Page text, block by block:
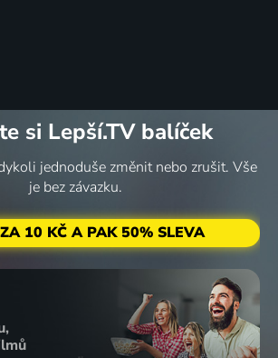
si Lepší.TV balíček
jednoduše změnit nebo zrušit. Vše
je bez závazku.
10 KČ A PAK 50% SLEVA